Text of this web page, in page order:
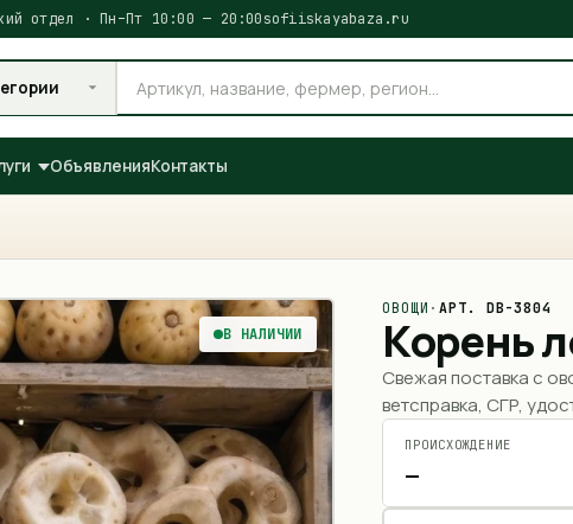
отдел · Пн–Пт 10:00 — 20:00sofiiskayabaza.ru
ОбъявленияКонтакты
В НАЛИЧИИ
ОВОЩИ · АРТ. DB-3804
Корень
Свежая поставка с
ветсправка, СГР,
ПРОИСХОЖДЕНИЕ
—